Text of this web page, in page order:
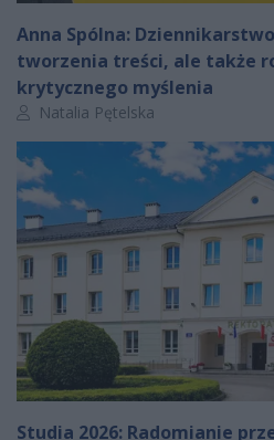
Anna Spólna:
tworzenia treści, ale także
krytycznego myślenia
Autor artykułu:
Natalia Pętelska
Studia 2026: Radomianie